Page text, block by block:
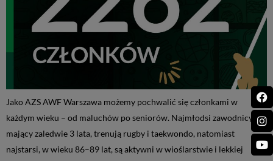
Jako AZS AWF Warszawa możemy pochwalić się członkami w
każdym wieku – od maluchów po seniorów. Najmłodsi zawodnicy,
mający zaledwie 3 lata, trenują rugby i taekwondo, natomiast
najstarsi, w wieku 86–89 lat, są aktywni w wioślarstwie i lekkiej